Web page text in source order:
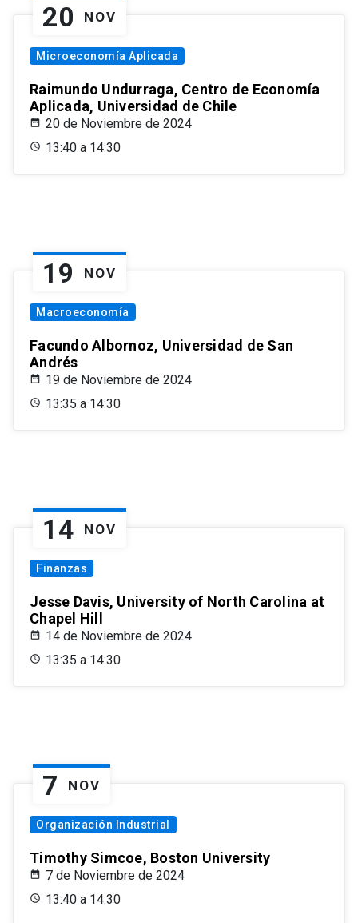
20 NOV
Microeconomía Aplicada
Raimundo Undurraga, Centro de Economía
Aplicada, Universidad de Chile
20 de Noviembre de 2024
13:40 a 14:30
19 NOV
Macroeconomía
Facundo Albornoz, Universidad de San
Andrés
19 de Noviembre de 2024
13:35 a 14:30
14 NOV
Finanzas
Jesse Davis, University of North Carolina at
Chapel Hill
14 de Noviembre de 2024
13:35 a 14:30
7 NOV
Organización Industrial
Timothy Simcoe, Boston University
7 de Noviembre de 2024
13:40 a 14:30